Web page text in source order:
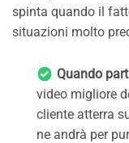
spinta quando il
situazioni molto
Quando
video migliore
cliente atterra
ne andrà per